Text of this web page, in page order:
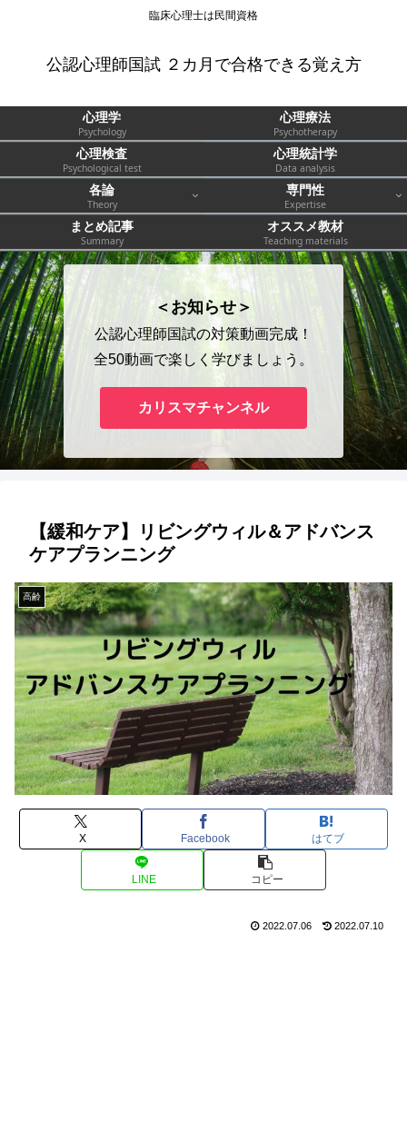
臨床心理士は民間資格
公認心理師国試 ２カ月で合格できる覚え方
心理学
Psychology
心理療法
Psychotherapy
心理検査
Psychological test
心理統計学
Data analysis
各論
Theory
専門性
Expertise
まとめ記事
Summary
オススメ教材
Teaching materials
＜お知らせ＞
公認心理師国試の対策動画完成！
全50動画で楽しく学びましょう。
カリスマチャンネル
【緩和ケア】リビングウィル＆アドバンス
ケアプランニング
高齢
X Facebook はてブ
LINE コピー
2022.07.06 2022.07.10